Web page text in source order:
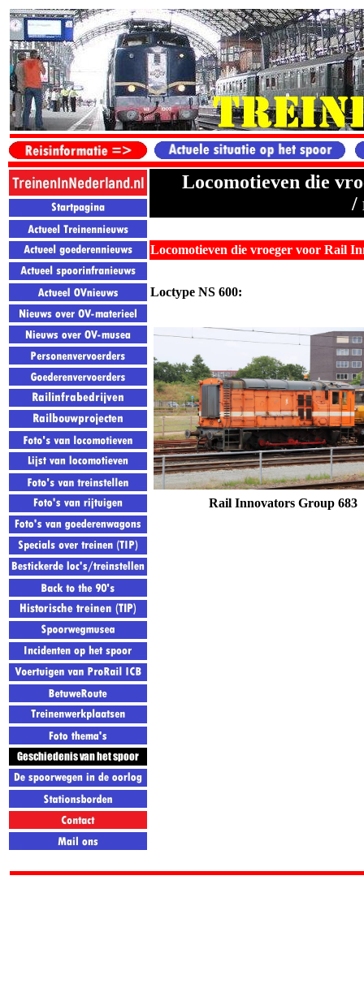
Locomotieven die
/
Locomotieven die vroeger voor Rail
Loctype NS 600:
Rail Innovators Group 683